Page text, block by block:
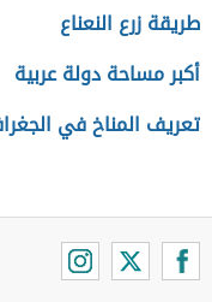
طريقة زرع النعناع
أكبر مساحة دولة عربية
تعريف المناخ في